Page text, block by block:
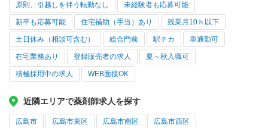
原則、引越しを伴う転勤なし 未経験者も応募可能
新卒も応募可能 住宅補助（手当）あり 残業月10ｈ以下
土日休み（相談可含む） 総合門前 駅チカ 車通勤可
在宅業務あり 登録販売者の求人 夏～秋入職可
積極採用中の求人 WEB面接OK
近隣エリアで薬剤師求人を探す
広島市 広島市東区 広島市南区 広島市西区